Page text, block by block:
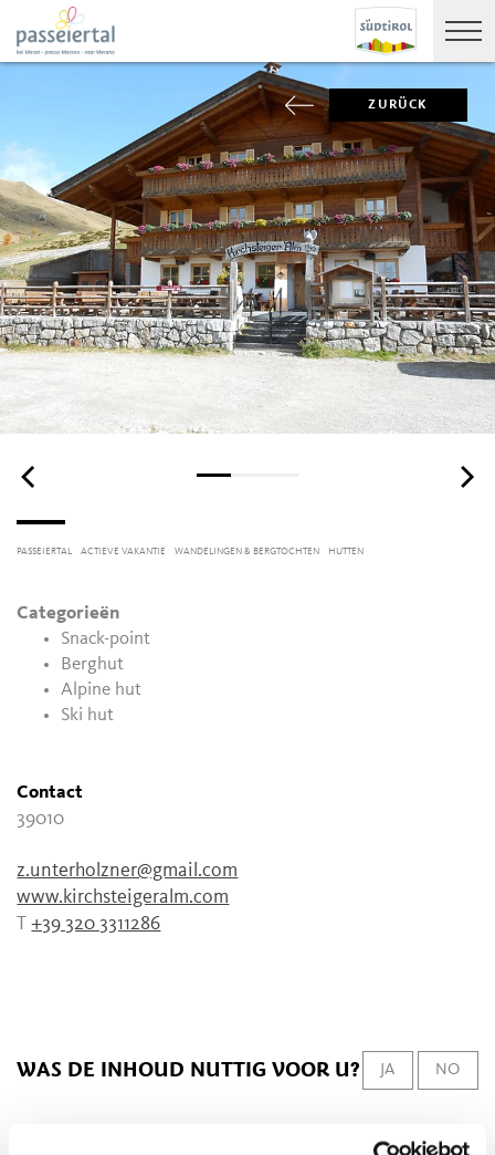
ZURÜCK
PASSEIERTAL ACTIEVE VAKANTIE WANDELINGEN & BERGTOCHTEN HUTTEN
Categorieën
Snack-point
Berghut
Alpine hut
Ski hut
Contact
39010
z.unterholzner@gmail.com
www.kirchsteigeralm.com
T+39 320 3311286
WAS DE INHOUD NUTTIG VOOR U? JA NO